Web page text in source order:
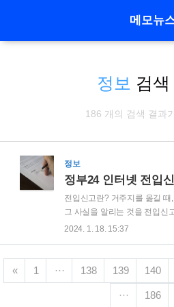
메모뉴
정보 검
186 개의 검색 결과
정보
전입신고란? 거주지를 옮길 때
그 사실을 알리는 것을 전입신
거주지로 이사한 날로부터 14
는 최소한의 안전장치이다.
이 발생하기 때문에 귀찮더라
신고를 14일 이내에 하지 않는
2024. 1. 18. 15:37
« 1 ··· 138 139 140
··· 186